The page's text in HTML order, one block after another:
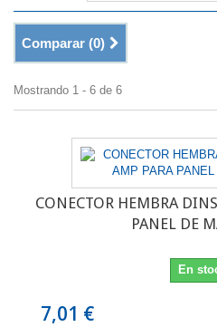
Comparar (0)
Mostrando 1 - 6 de 6
CONECTOR HEMBRA
PANEL DE
En
7,01 €